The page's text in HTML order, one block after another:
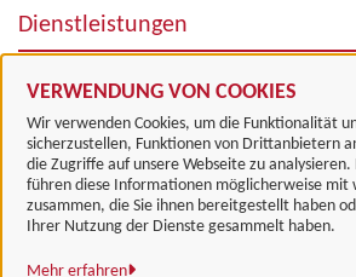
VERWENDUNG VON COOKIES
Wir verwenden Cookies, um die Funktionalität
sicherzustellen, Funktionen von Drittanbietern
die Zugriffe auf unsere Webseite zu
führen diese Informationen möglicherweise mit
zusammen, die Sie ihnen bereitgestellt haben
Ihrer Nutzung der Dienste gesammelt haben.
Mehr erfahren
Dienstleistungen
Alle zugeordneten Einrichtungen
Landkreis Göttingen